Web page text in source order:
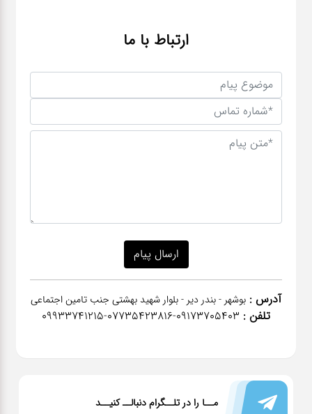
ارتباط با ما
آدرس : بوشهر - بندر دیر - بلوار شهید بهشتی جنب تامین اجتماعی
تلفن : ٠٩١٧٣٧٠٥٤٠٣-07735423816-09933741215
مــا را در تلــگرام دنبالــ کنیــد